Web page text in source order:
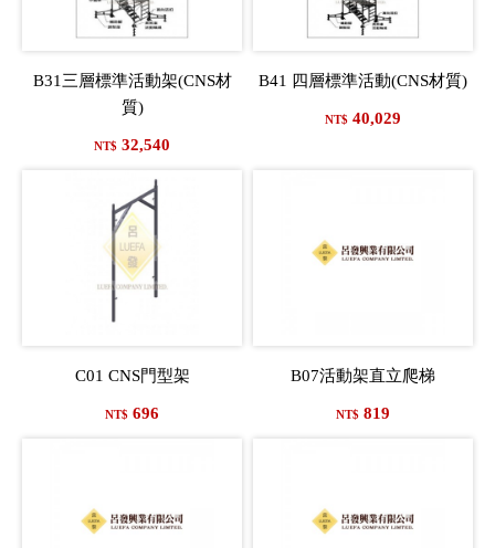
B31三層標準活動架(CNS材
質)
NT$ 32,540
B41 四層標準活動(CNS材質)
NT$ 40,029
C01 CNS門型架
NT$ 696
B07活動架直立爬梯
NT$ 819